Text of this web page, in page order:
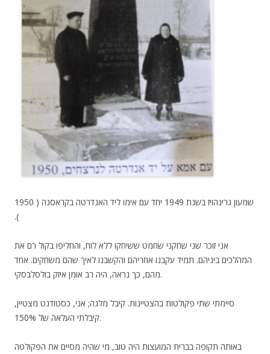
שמעון גרינהויז בשנת 1949 יחד עם אימו ליד האנדרטה בקראסנה ( 1950
).
אני זוכר שני שחקני שחמט ששיחקו ללא לוח, והחליפו בקול רם את
המהלכים ביניהם. תמיד עקבנו אחריהם והקשבנו לאיך שהם משחקים. אחד
מהם, כך נראה, היה רב אומן איזק בולסלבסקי.
סיימתי שתי פקולטות בהצטיינות. קיבל מלגה; אני, כסטודנט מצטיין,
קיבלתי העלאה של 150%.
באותה תקופה בברית המועצות היה טוב, מי שהיה מסיים את הפקולטה